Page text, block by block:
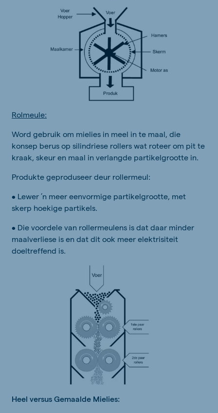
Rolmeule:
Word gebruik om mielies in meel in te maal, die
konsep berus op silindriese rollers wat roteer om pit te
kraak, skeur en maal in verlangde partikelgrootte in.
Produkte geproduseer deur rollermeul:
• Lewer ’n meer eenvormige partikelgrootte, met
skerp hoekige partikels.
• Die voordele van rollermeulens is dat daar minder
maalverliese is en dat dit ook meer elektrisiteit
doeltreffend is.
Heel versus Gemaalde Mielies: